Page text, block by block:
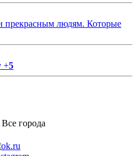
прекрасным людям. Которые
+5
Все города